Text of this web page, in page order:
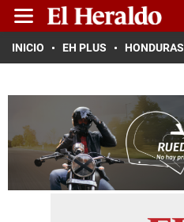
INICIO EH PLUS HONDURAS